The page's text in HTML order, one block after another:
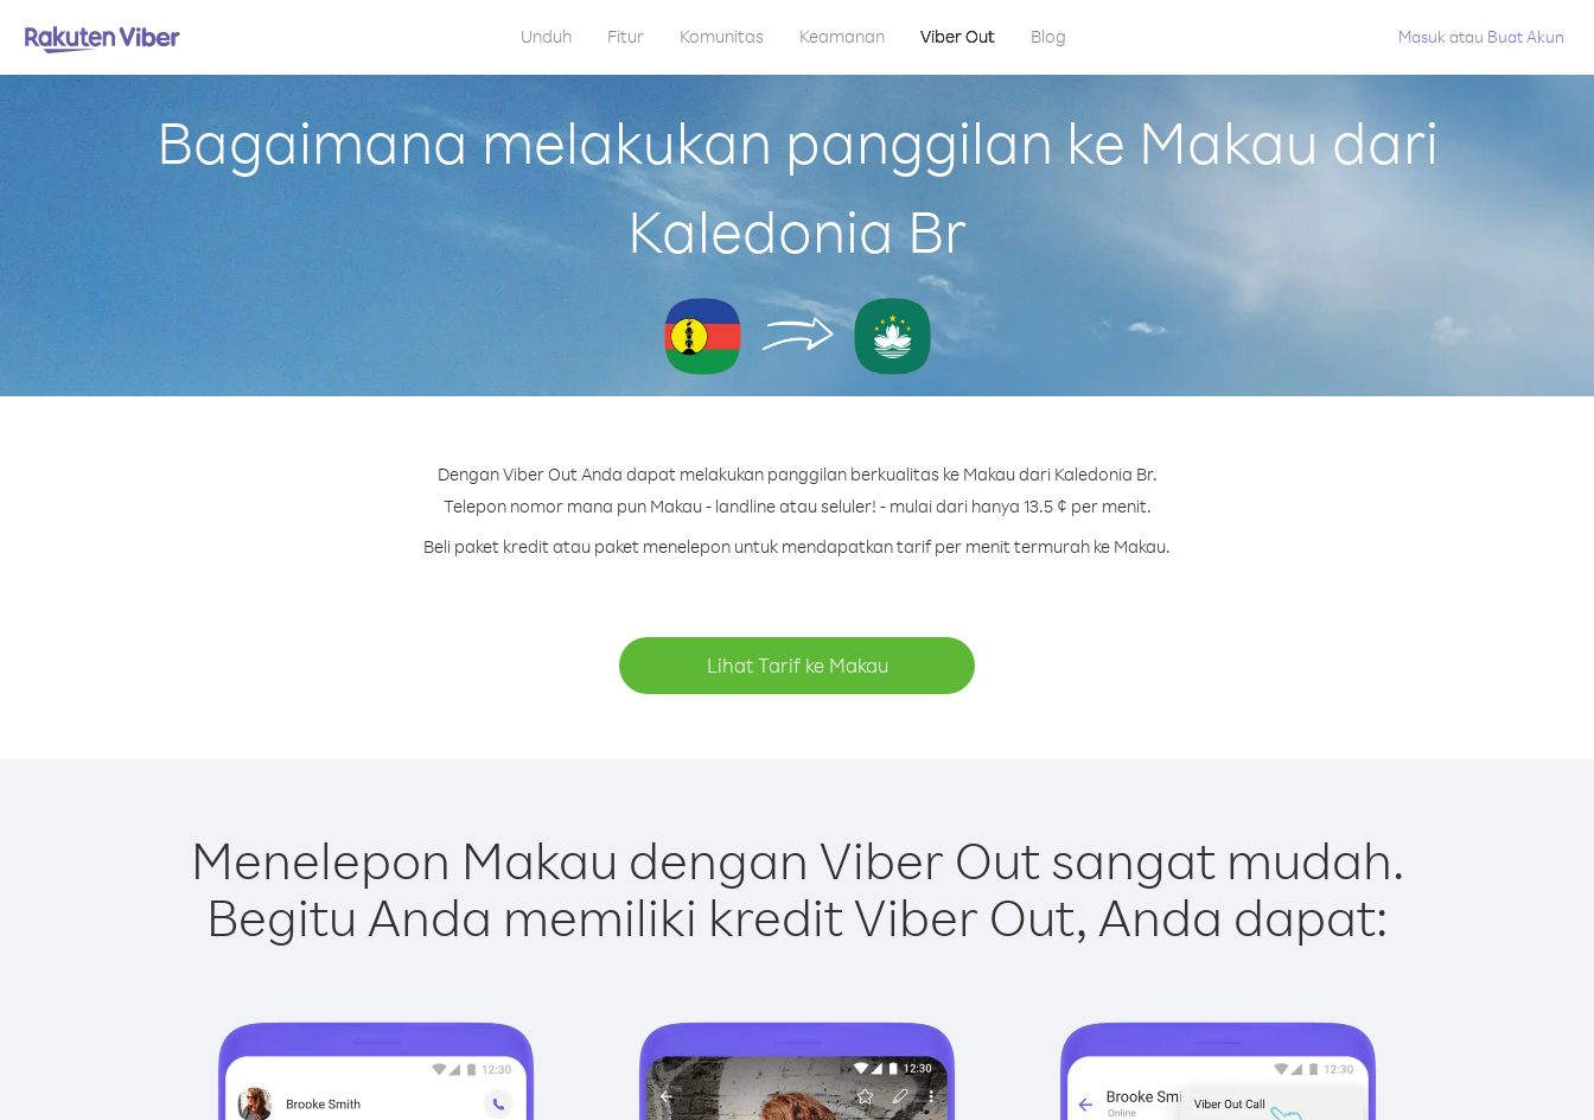
Unduh Fitur Komunitas Keamanan Viber Out Blog Masuk atau Buat Akun
Bagaimana melakukan panggilan ke Makau dari
Kaledonia Br
Dengan Viber Out Anda dapat melakukan panggilan berkualitas ke Makau dari Kaledonia Br.
Telepon nomor mana pun Makau - landline atau seluler! - mulai dari hanya 13.5 ¢ per menit.
Beli paket kredit atau paket menelepon untuk mendapatkan tarif per menit termurah ke Makau.
Lihat Tarif ke Makau
Menelepon Makau dengan Viber Out sangat mudah.
Begitu Anda memiliki kredit Viber Out, Anda dapat: